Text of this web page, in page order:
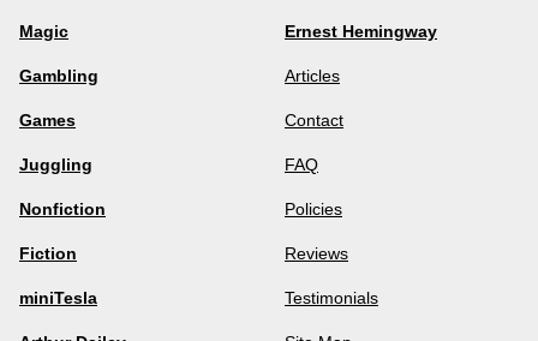
Magic
Gambling
Games
Juggling
Nonfiction
Fiction
miniTesla
Ernest Hemingway
Articles
Contact
FAQ
Policies
Reviews
Testimonials